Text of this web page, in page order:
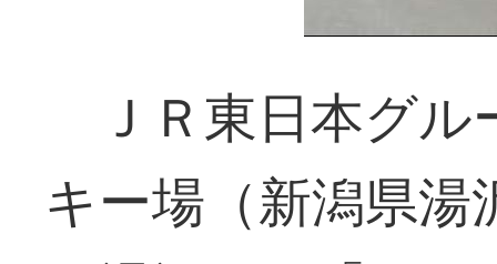
ＪＲ東日本グル
キー場（新潟県